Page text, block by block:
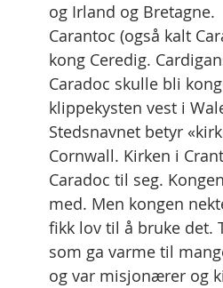
og Irland og Bretagne.
Carantoc (også kalt
kong Ceredig.
Caradoc skulle bli
klippekysten vest i
Stedsnavnet betyr
Cornwall. Kirken i
Caradoc til seg.
med. Men kongen
fikk lov til å bruke det.
som ga varme til
og var misjonærer og